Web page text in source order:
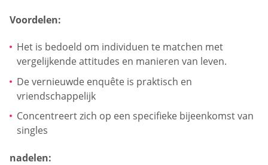
Voordelen:
Het is bedoeld om individuen te matchen met
vergelijkende attitudes en manieren van leven.
De vernieuwde enquête is praktisch en
vriendschappelijk
Concentreert zich op een specifieke bijeenkomst van
singles
nadelen: